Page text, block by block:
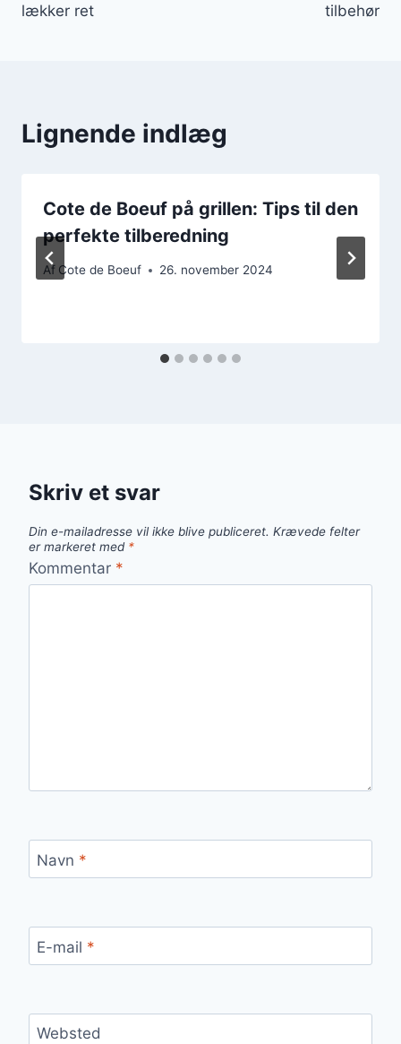
lækker ret
tilbehør
Lignende indlæg
Cote de Boeuf på grillen: Tips til den
perfekte tilberedning
Af Cote de Boeuf 26. november 2024
Skriv et svar
Din e-mailadresse vil ikke blive publiceret. Krævede felter
er markeret med *
Kommentar *
Navn *
E-mail *
Websted